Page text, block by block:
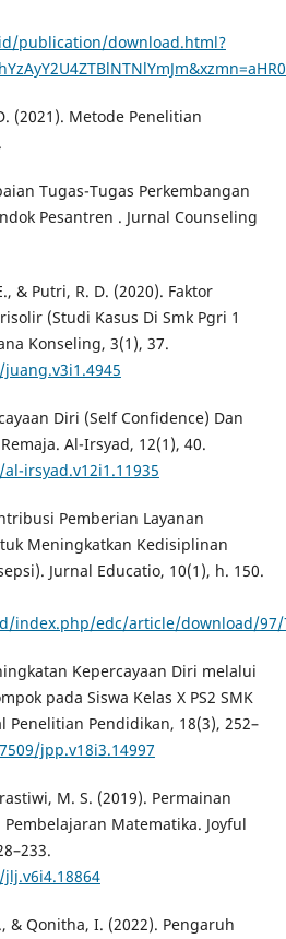
publication/download.html?
(2021). Metode Penelitian
Tugas-Tugas Perkembangan
Pesantren . Jurnal Counseling
& Putri, R. D. (2020). Faktor
(Studi Kasus Di Smk Pgri 1
Konseling, 3(1), 37.
Diri (Self Confidence) Dan
Al-Irsyad, 12(1), 40.
irsyad.v12i1.11935
Pemberian Layanan
Meningkatkan Kedisiplinan
Jurnal Educatio, 10(1), h. 150.
index.php/edc/article/download/97/
Kepercayaan Diri melalui
pada Siswa Kelas X PS2 SMK
Penelitian Pendidikan, 18(3), 252–
jpp.v18i3.14997
M. S. (2019). Permainan
Matematika. Joyful
& Qonitha, I. (2022). Pengaruh